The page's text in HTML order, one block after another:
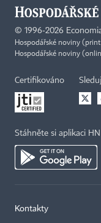
© 1996-2026
Hospodářské noviny
Hospodářské noviny
Certifikováno
Stáhněte si aplikaci HN
Kontakty